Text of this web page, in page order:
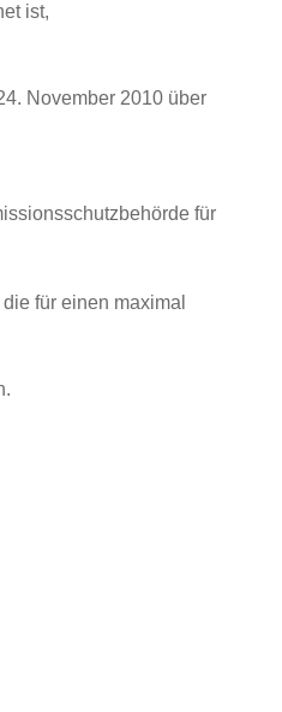
ist,
November 2010 über
für
für einen maximal